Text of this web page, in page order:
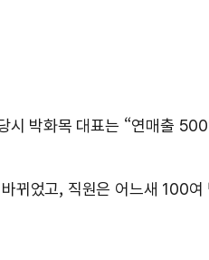
시 박화목 대표는 “연매출
뀌었고, 직원은 어느새 100여